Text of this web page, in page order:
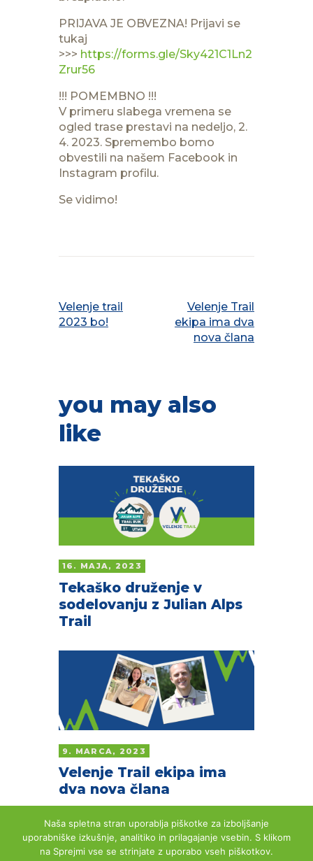
PRIJAVA JE OBVEZNA! Prijavi se
tukaj
>>> https://forms.gle/Sky421C1Ln2
Zrur56
!!! POMEMBNO !!!
V primeru slabega vremena se
ogled trase prestavi na nedeljo, 2.
4. 2023. Spremembo bomo
obvestili na našem Facebook in
Instagram profilu.
Se vidimo!
Velenje trail
2023 bo!
Velenje Trail
ekipa ima dva
nova člana
you may also
like
16. MAJA, 2023
Tekaško druženje v
sodelovanju z Julian Alps
Trail
9. MARCA, 2023
Velenje Trail ekipa ima
dva nova člana
Naša spletna stran uporablja piškotke za izboljšanje
uporabniške izkušnje, analitiko in prilagajanje vsebin. S klikom
na Sprejmi vse se strinjate z uporabo vseh piškotkov.